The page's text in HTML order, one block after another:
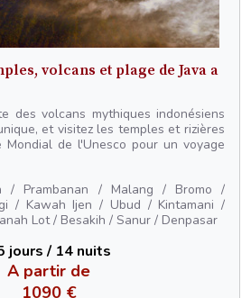
volcans et plage de Java a
des volcans mythiques indonésiens
et visitez les temples et rizières
Mondial de l'Unesco pour un voyage
/ Prambanan / Malang / Bromo /
/ Kawah Ijen / Ubud / Kintamani /
Lot / Besakih / Sanur / Denpasar
jours / 14 nuits
A partir de
1090 €